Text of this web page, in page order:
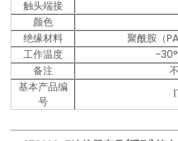
触头端接
颜色
绝缘材料
聚酰胺（
工作温度
-
备注
基本产品编
号